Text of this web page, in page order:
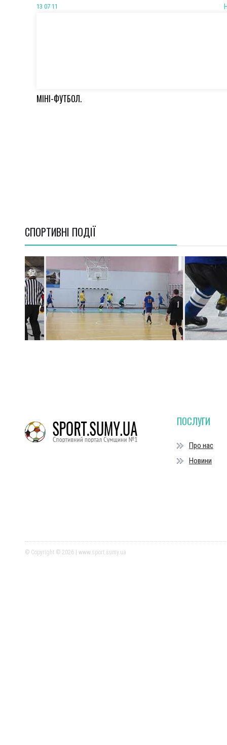
13 07 11
МІНІ-ФУТБОЛ.
СПОРТИВНI ПОДІЇ
ПОСЛУГИ
Про нас
Новини
© Copyright © 2026 | www.sport.sumy.ua